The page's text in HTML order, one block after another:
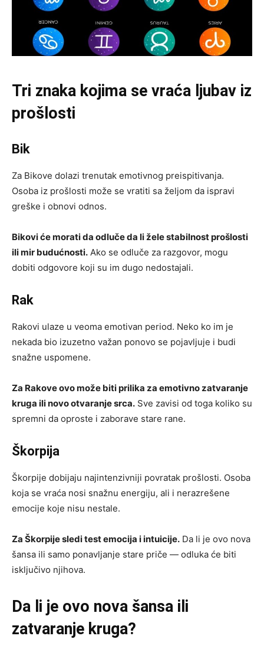
Tri znaka kojima se vraća ljubav iz
prošlosti
Bik
Za Bikove dolazi trenutak emotivnog preispitivanja.
Osoba iz prošlosti može se vratiti sa željom da ispravi
greške i obnovi odnos.
Bikovi će morati da odluče da li žele stabilnost prošlosti
ili mir budućnosti. Ako se odluče za razgovor, mogu
dobiti odgovore koji su im dugo nedostajali.
Rak
Rakovi ulaze u veoma emotivan period. Neko ko im je
nekada bio izuzetno važan ponovo se pojavljuje i budi
snažne uspomene.
Za Rakove ovo može biti prilika za emotivno zatvaranje
kruga ili novo otvaranje srca. Sve zavisi od toga koliko su
spremni da oproste i zaborave stare rane.
Škorpija
Škorpije dobijaju najintenzivniji povratak prošlosti. Osoba
koja se vraća nosi snažnu energiju, ali i nerazrešene
emocije koje nisu nestale.
Za Škorpije sledi test emocija i intuicije. Da li je ovo nova
šansa ili samo ponavljanje stare priče — odluka će biti
isključivo njihova.
Da li je ovo nova šansa ili
zatvaranje kruga?